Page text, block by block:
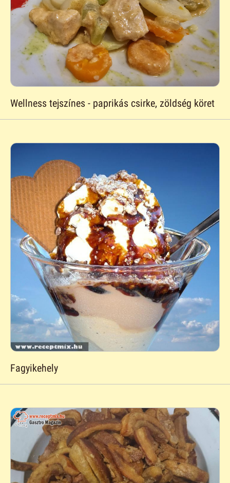
Wellness tejszínes - paprikás csirke, zöldség köret
Fagyikehely